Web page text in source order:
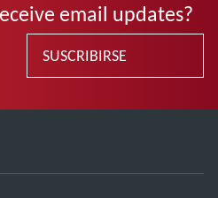
email updates?
SUSCRIBIRSE